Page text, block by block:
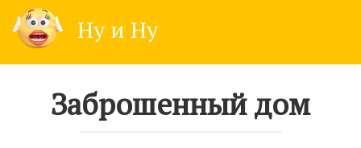
content
Ну и Ну
Заброшенный дом